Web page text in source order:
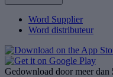
Word Supplier
Word distributeur
Gedownload door meer dan